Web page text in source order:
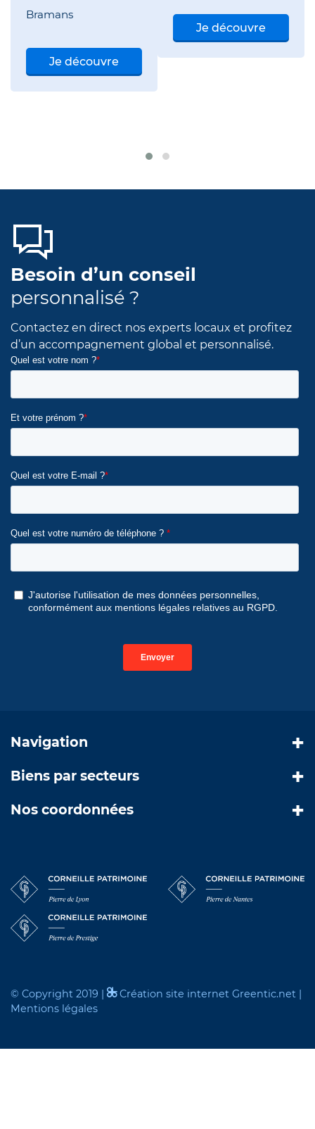
Bramans
Je découvre
Je découvre
Besoin d’un conseil
personnalisé ?
Contactez en direct nos experts locaux et profitez
d’un accompagnement global et personnalisé.
Navigation
Biens par secteurs
Nos coordonnées
© Copyright 2019 | Création site internet Greentic.net
Mentions légales